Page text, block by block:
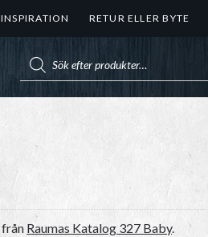
INSPIRATION RETUR ELLER BYTE
från Raumas Katalog 327 Baby.